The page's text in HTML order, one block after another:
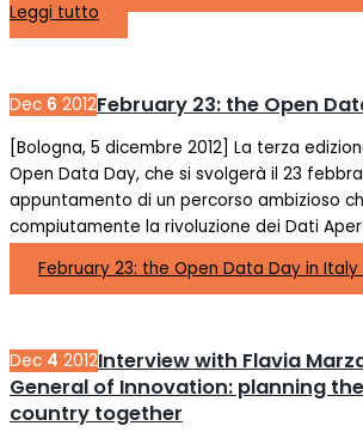
Leggi tutto
Dec 6 2012February 23: the Open
[Bologna, 5 dicembre 2012] La terza
Open Data Day, che si svolgerà il 23
appuntamento di un percorso ambizioso
compiutamente la rivoluzione dei Dati
February 23: the Open Data Day in Italy
Dec 4 2012Interview with Flavia
General of Innovation: planning
country together